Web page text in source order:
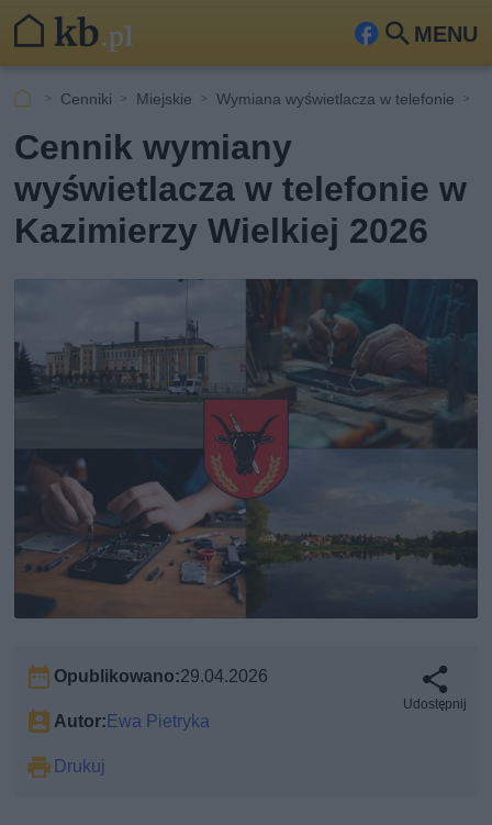
MENU
Fa
ook
Szu
kaj
Cenniki Miejskie Wymiana wyświetlacza w telefonie
Cennik wymiany
wyświetlacza w telefonie w
Kazimierzy Wielkiej 2026
Opublikowano:29.04.2026
Autor: Ewa Pietryka
Drukuj
Udostępnij